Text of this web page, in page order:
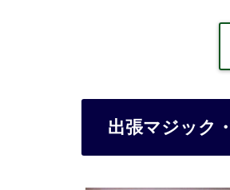
出張マジック